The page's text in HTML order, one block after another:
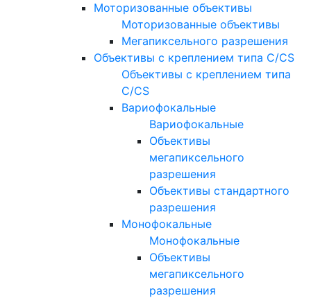
Моторизованные объективы
Моторизованные объективы
Мегапиксельного разрешения
Объективы с креплением типа C/CS
Объективы с креплением типа
C/CS
Вариофокальные
Вариофокальные
Объективы
мегапиксельного
разрешения
Объективы стандартного
разрешения
Монофокальные
Монофокальные
Объективы
мегапиксельного
разрешения